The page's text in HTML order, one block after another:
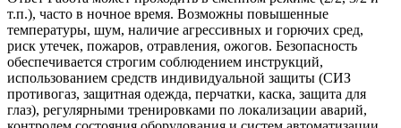
т.п.), часто в ночное время. Возможны повышенные
температуры, шум, наличие агрессивных и горючих сред,
риск утечек, пожаров, отравления, ожогов. Безопасность
обеспечивается строгим соблюдением инструкций,
использованием средств индивидуальной защиты (СИЗ
противогаз, защитная одежда, перчатки, каска, защита для
глаз), регулярными тренировками по локализации аварий,